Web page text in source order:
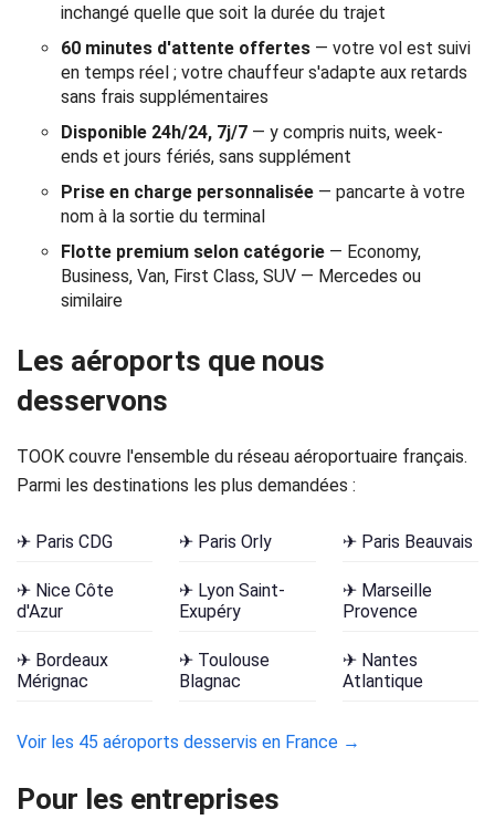
Contact
CGV
Politique
de
inchangé quelle que soit la durée du trajet
60 minutes d'attente offertes — votre vol est suivi
en temps réel ; votre chauffeur s'adapte aux retards
sans frais supplémentaires
Disponible 24h/24, 7j/7 — y compris nuits, week-
ends et jours fériés, sans supplément
Prise en charge personnalisée — pancarte à votre
nom à la sortie du terminal
Flotte premium selon catégorie — Economy,
Business, Van, First Class, SUV — Mercedes ou
similaire
Les aéroports que nous
desservons
TOOK couvre l'ensemble du réseau aéroportuaire français.
Parmi les destinations les plus demandées :
✈ Paris CDG ✈ Paris Orly ✈ Paris Beauvais
✈ Nice Côte
d'Azur
✈ Lyon Saint-
Exupéry
✈ Marseille
Provence
✈ Bordeaux
Mérignac
✈ Toulouse
Blagnac
✈ Nantes
Atlantique
Voir les 45 aéroports desservis en France →
Pour les entreprises